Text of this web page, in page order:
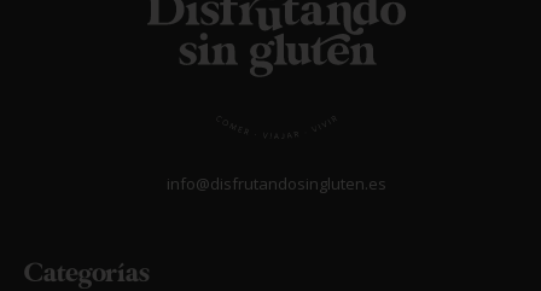
info@disfrutandosingluten.es
Categorías